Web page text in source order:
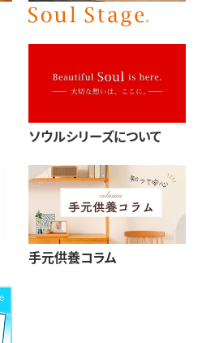
ソウルシリーズについて
手元供養コラム